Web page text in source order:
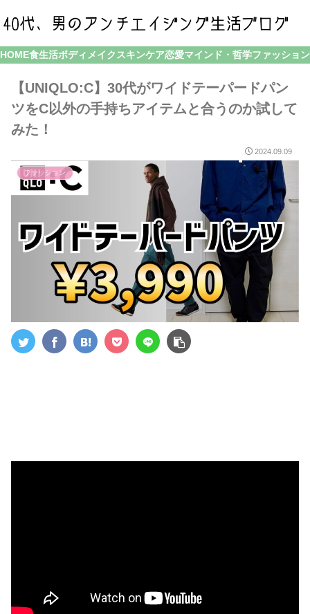
HOME食生活ボディメイク スキンケア恋愛マインド・哲学ファッション
【UNIQLO:C】30代がワイドテーパードパン
ツをC以外の手持ちアイテムと合うのか試して
みた！
2024.09.09
ファッション